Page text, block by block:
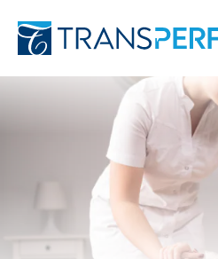
转
要
内
容